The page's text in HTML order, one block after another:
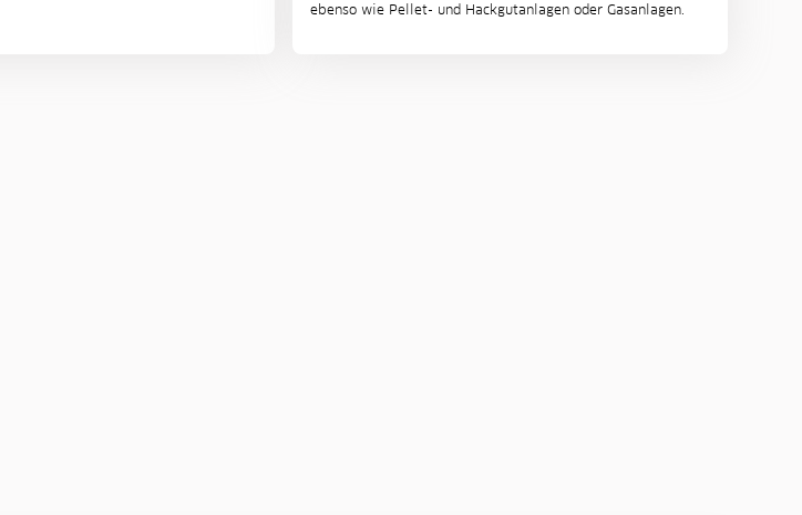
ebenso wie Pellet- und Hackgutanlagen oder Gasanlagen.